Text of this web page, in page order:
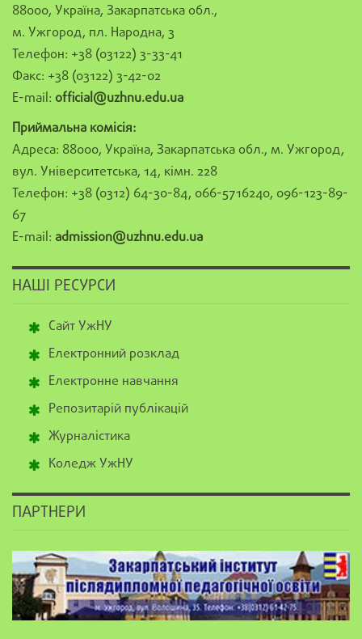
88000, Україна, Закарпатська обл.,
м. Ужгород, пл. Народна, 3
Телефон: +38 (03122) 3-33-41
Факс: +38 (03122) 3-42-02
E-mail: official@uzhnu.edu.ua
Приймальна комісія:
Адреса: 88000, Україна, Закарпатська обл., м. Ужгород,
вул. Університетська, 14, кімн. 228
Телефон: +38 (0312) 64-30-84, 066-5716240, 096-123-89-
67
E-mail: admission@uzhnu.edu.ua
НАШІ РЕСУРСИ
Сайт УжНУ
Електронний розклад
Електронне навчання
Репозитарій публікацій
Журналістика
Коледж УжНУ
ПАРТНЕРИ